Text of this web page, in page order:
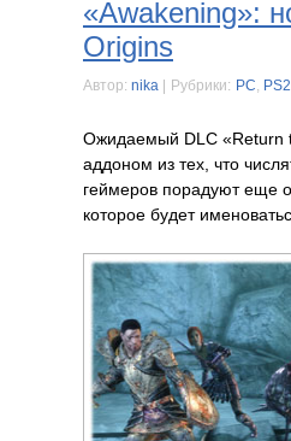
«Awakening»:
Origins
Автор: nika Рубрики: PC, PS2
Ожидаемый DLC «Return
аддоном из тех, что
геймеров порадуют еще
которое будет